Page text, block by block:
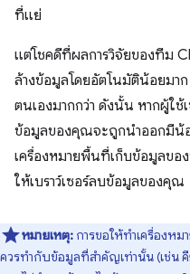
ที่แย่
แต่โชคดีที่ผลการวิจัยของทีม
ล้างข้อมูลโดยอัตโนมัติน้อยมา
ตนเองมากกว่า ดังนั้น หากผู้ใช้
ข้อมูลของคุณจะถูกนำออกมีน้
เครื่องหมายพื้นที่เก็บข้อมูลขอ
ให้เบราว์เซอร์ลบข้อมูลของคุณ
หมายเหตุ: การขอให้ทําเครื่องห
ควรทํากับข้อมูลที่สําคัญเท่านั้น (เช่น